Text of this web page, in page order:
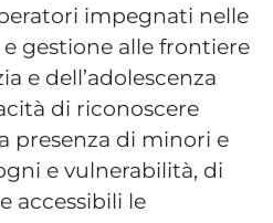
impegnati nelle
gestione alle frontiere
e dell’adolescenza
di riconoscere
presenza di minori e
e vulnerabilità, di
accessibili le